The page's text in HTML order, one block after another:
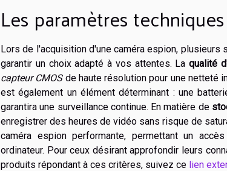
Les paramètres
Lors de l'acquisition d'une caméra espion,
garantir un choix adapté à vos attentes. Laqualité
capteur CMOSde haute résolution pour une netteté
est également un élément déterminant : une
garantira une surveillance continue. En matière de
enregistrer des heures de vidéo sans risque de
caméra espion performante, permettant un
ordinateur. Pour ceux désirant approfondir leurs
produits répondant à ces critères, suivez ce lien